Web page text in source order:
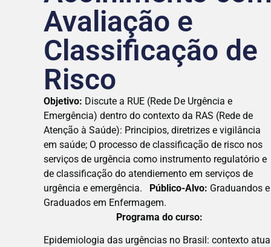
Avaliação e
Classificação de
Risco
Objetivo: Discute a RUE (Rede De Urgência e
Emergência) dentro do contexto da RAS (Rede de
Atenção à Saúde): Principios, diretrizes e vigilância
em saúde; O processo de classificação de risco nos
serviços de urgência como instrumento regulatório e
de classificação do atendiemento em serviços de
urgência e emergência. Público-Alvo: Graduandos e
Graduados em Enfermagem.
Programa do curso:
Epidemiologia das urgências no Brasil: contexto